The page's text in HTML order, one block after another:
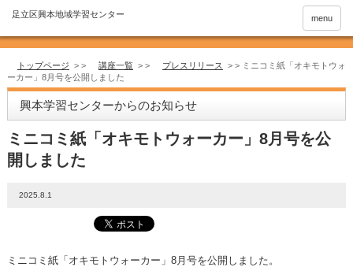
menu
トップページ > > 講座一覧 > > プレスリリース > > ミニコミ紙「オキモトウォ
ーカー」8月号を公開しました
興本学習センターからのお知らせ
ミニコミ紙「オキモトウォーカー」8月号を公
開しました
2025.8.1
ミニコミ紙「オキモトウォーカー」8月号を公開しました。